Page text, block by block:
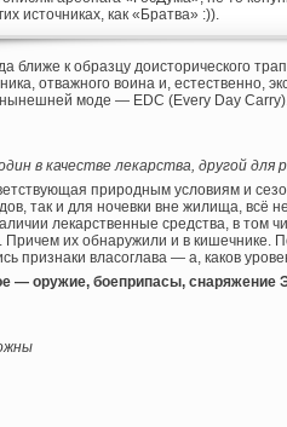
источниках, как «Братва» :)).
ближе к образцу доисторического
отважного воина и, естественно,
моде — EDC (Every Day
в качестве лекарства, другой для
природным условиям и
так и для ночевки вне жилища, всё
лекарственные средства, в том
Причем их обнаружили и в кишечнике.
признаки власоглава — а, каков
— оружие, боеприпасы, снаряжение